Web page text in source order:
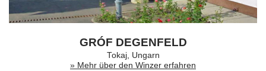
GRÓF DEGENFELD
Tokaj, Ungarn
» Mehr über den Winzer erfahren